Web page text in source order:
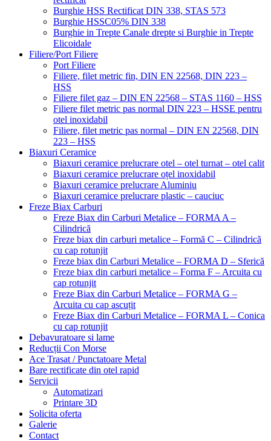
Burghie HSS Rectificat DIN 338, STAS 573
Burghie HSSC05% DIN 338
Burghie in Trepte Canale drepte si Burghie in Trepte
Elicoidale
Filiere/Port Filiere
Port Filiere
Filiere, filet metric fin, DIN EN 22568, DIN 223 –
HSS
Filiere filet gaz – DIN EN 22568 – STAS 1160 – HSS
Filiere filet metric pas normal DIN 223 – HSSE pentru
otel inoxidabil
Filiere, filet metric pas normal – DIN EN 22568, DIN
223 – HSS
Biaxuri Ceramice
Biaxuri ceramice prelucrare otel – otel turnat – otel calit
Biaxuri ceramice prelucrare oțel inoxidabil
Biaxuri ceramice prelucrare Aluminiu
Biaxuri ceramice prelucrare plastic – cauciuc
Freze Biax Carburi
Freze Biax din Carburi Metalice – FORMA A –
Cilindrică
Freze biax din carburi metalice – Formă C – Cilindrică
cu cap rotunjit
Freze biax din Carburi Metalice – FORMA D – Sferică
Freze biax din carburi metalice – Forma F – Arcuita cu
cap rotunjit
Freze Biax din Carburi Metalice – FORMA G –
Arcuita cu cap ascuțit
Freze Biax din Carburi Metalice – FORMA L – Conica
cu cap rotunjit
Debavuratoare si lame
Reducții Con Morse
Ace Trasat / Punctatoare Metal
Bare rectificate din otel rapid
Servicii
Automatizari
Printare 3D
Solicita oferta
Galerie
Contact